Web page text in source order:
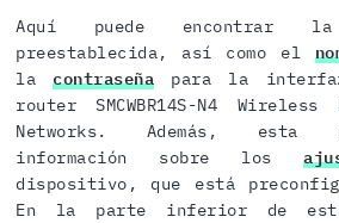
Aquí puede encontrar
preestablecida, así como el
lacontraseña para la
router SMCWBR14S-N4 Wireless
Networks. Además, esta
información sobre los
dispositivo, que está
En la parte inferior de